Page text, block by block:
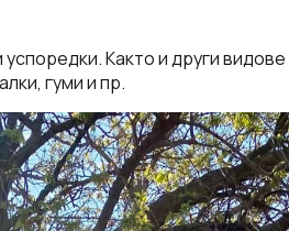
Както и други
гуми и пр.